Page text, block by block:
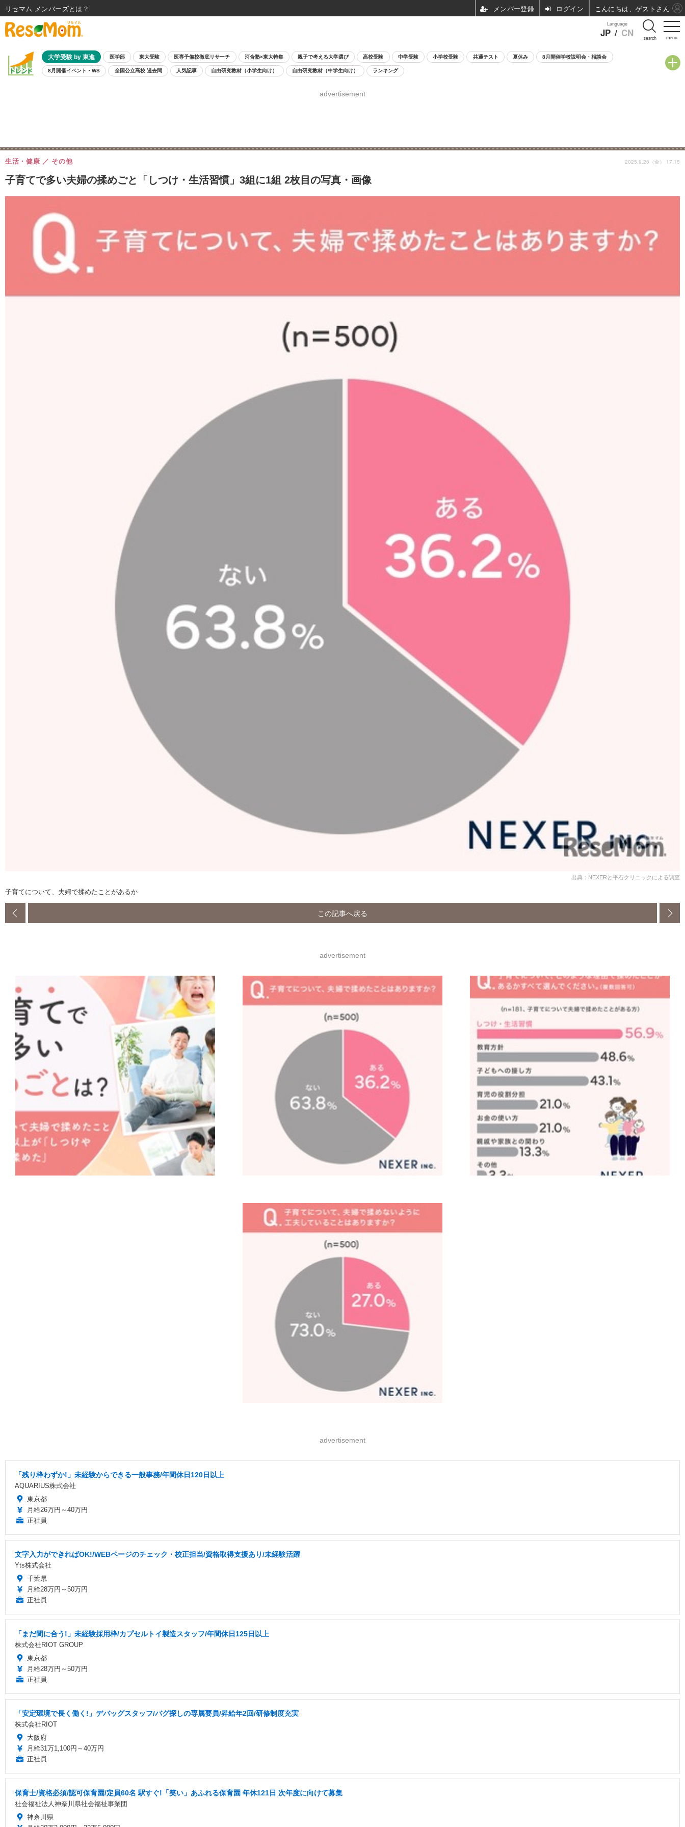
menu
Language
JP / CN search
大学受験 by 東進 医学部 東大受験 医専予備校徹底リサーチ 河合塾×東大特集 親子で考える大学選び 高校受験 中学受験 小学校受験 共通テスト 夏休み 8月開催学校説明会・相談会
8月開催イベント・WS 全国公立高校 過去問 人気記事 自由研究教材（小学生向け） 自由研究教材（中学生向け） ランキング
advertisement
子育てで多い夫婦の揉めごと「しつけ・生活習慣」3組に1組 2枚目の写真・画像
生活・健康 その他 2025.9.26（金） 17:15
出典：NEXERと平石クリニックによる調査
子育てについて、夫婦で揉めたことがあるか
この記事へ戻る
advertisement
advertisement
「残り枠わずか!」未経験からできる一般事務/年間休日120日以上
AQUARIUS株式会社
東京都
月給26万円～40万円
正社員
文字入力ができればOK!/WEBページのチェック・校正担当/資格取得支援あり/未経験活躍
Yts株式会社
千葉県
月給28万円～50万円
正社員
「まだ間に合う!」未経験採用枠/カプセルトイ製造スタッフ/年間休日125日以上
株式会社RIOT GROUP
東京都
月給28万円～50万円
正社員
「安定環境で長く働く!」デバッグスタッフ/バグ探しの専属要員/昇給年2回/研修制度充実
株式会社RIOT
大阪府
月給31万1,100円～40万円
正社員
保育士/資格必須/認可保育園/定員60名 駅すぐ!「笑い」あふれる保育園 年休121日 次年度に向けて募集
社会福祉法人神奈川県社会福祉事業団
神奈川県
リセマム メンバーズ ログイン こんにちは、ゲストさん